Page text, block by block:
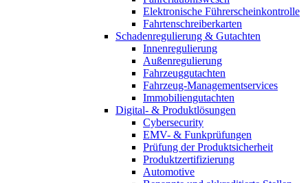
Elektronische Führerscheinkontrolle
Fahrtenschreiberkarten
Schadenregulierung & Gutachten
Innenregulierung
Außenregulierung
Fahrzeuggutachten
Fahrzeug-Managementservices
Immobiliengutachten
Digital- & Produktlösungen
Cybersecurity
EMV- & Funkprüfungen
Prüfung der Produktsicherheit
Produktzertifizierung
Automotive